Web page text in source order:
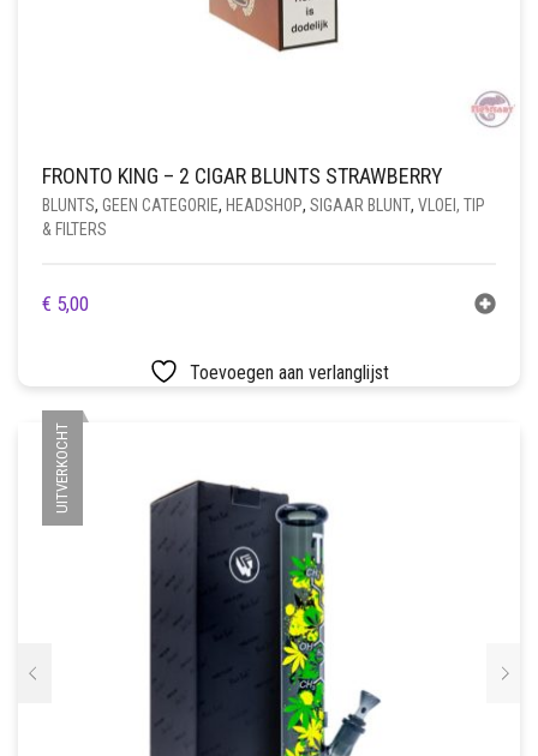
FRONTO KING – 2 CIGAR BLUNTS STRAWBERRY
BLUNTS, GEEN CATEGORIE, HEADSHOP, SIGAAR BLUNT, VLOEI, TIP
& FILTERS
€ 5,00
Toevoegen aan verlanglijst
UITVERKOCHT